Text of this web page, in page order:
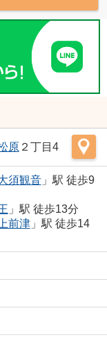
原２丁目4
須観音」駅 徒歩9
」駅 徒歩13分
上前津」駅 徒歩14